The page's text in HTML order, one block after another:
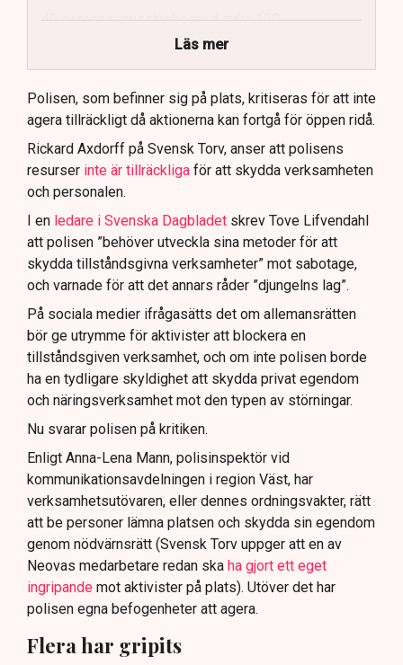
40 personer misstänks med cirka 120
brottsmisstankar kopplade.
Polisen använder drönare och uniformerad polis
för att dokumentera bevis.
Samtidigt är polisarbetet komplext när det gäller
att navigera juridiska rättigheter och gränser.
Läs mer
Polisen, som befinner sig på plats, kritiseras för att inte
agera tillräckligt då aktionerna kan fortgå för öppen ridå.
Rickard Axdorff på Svensk Torv, anser att polisens
resurser inte är tillräckliga för att skydda verksamheten
och personalen.
I en ledare i Svenska Dagbladet skrev Tove Lifvendahl
att polisen ”behöver utveckla sina metoder för att
skydda tillståndsgivna verksamheter” mot sabotage,
och varnade för att det annars råder ”djungelns lag”.
På sociala medier ifrågasätts det om allemansrätten
bör ge utrymme för aktivister att blockera en
tillståndsgiven verksamhet, och om inte polisen borde
ha en tydligare skyldighet att skydda privat egendom
och näringsverksamhet mot den typen av störningar.
Nu svarar polisen på kritiken.
Enligt Anna-Lena Mann, polisinspektör vid
kommunikationsavdelningen i region Väst, har
verksamhetsutövaren, eller dennes ordningsvakter, rätt
att be personer lämna platsen och skydda sin egendom
genom nödvärnsrätt (Svensk Torv uppger att en av
Neovas medarbetare redan ska ha gjort ett eget
ingripande mot aktivister på plats). Utöver det har
polisen egna befogenheter att agera.
Flera har gripits